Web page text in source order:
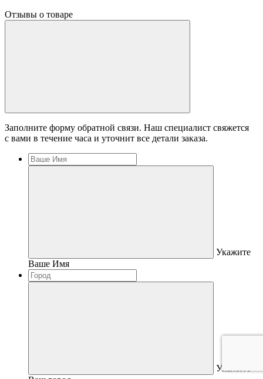
Отзывы о товаре
Заполните форму обратной связи. Наш специалист свяжется
с вами в течение часа и уточнит все детали заказа.
Укажите
Ваше Имя
Укажите